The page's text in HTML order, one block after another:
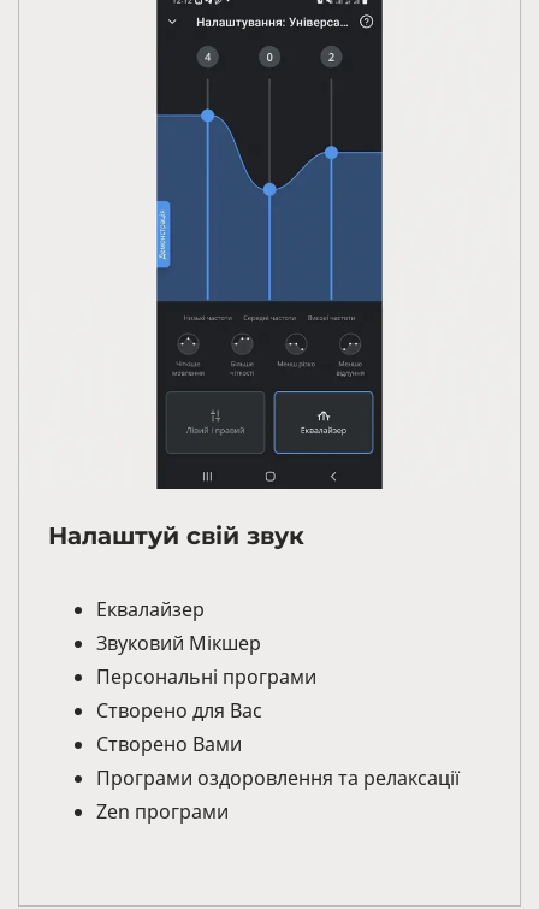
Налаштуй свій звук
Еквалайзер
Звуковий Мікшер
Персональні програми
Створено для Вас
Створено Вами
Програми оздоровлення та релаксації
Zen програми